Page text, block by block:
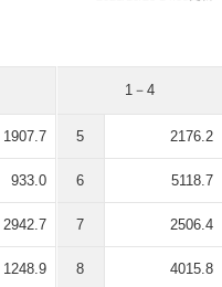
1907.7
933.0
2942.7
1248.9
1－4
5 2176.2
6 5118.7
7 2506.4
8 4015.8